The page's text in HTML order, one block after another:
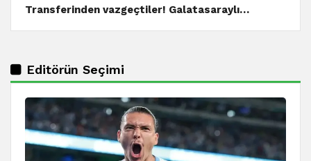
Transferinden vazgeçtiler! Galatasaraylı…
Editörün Seçimi